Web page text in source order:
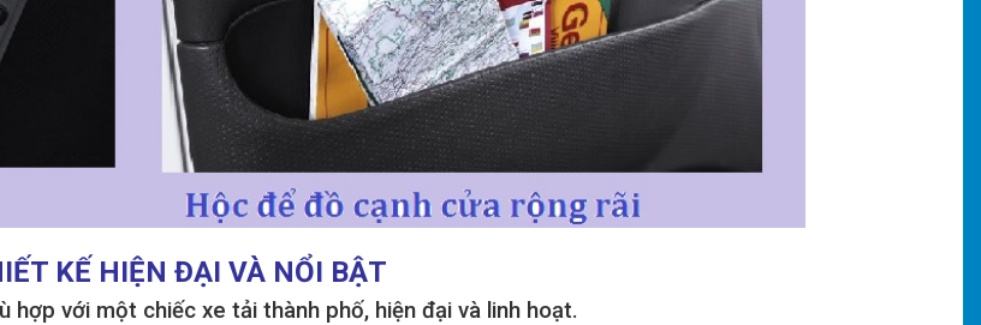
KẾ HIỆN ĐẠI VÀ NỔI BẬT
hợp với một chiếc xe tải thành phố, hiện đại và linh hoạt.